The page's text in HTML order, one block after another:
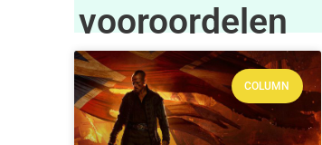
vooroordelen
COLUMN